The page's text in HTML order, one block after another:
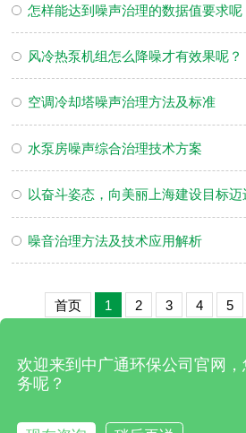
怎样能达到噪声治理的数据值要求呢
风冷热泵机组怎么降噪才有效果呢？
空调冷却塔噪声治理方法及标准
水泵房噪声综合治理技术方案
以奋斗姿态，向美丽上海建设目标迈
噪音治理方法及技术应用解析
首页 1 2 3 4 5
欢迎来到中广通环保公司官网
务呢？